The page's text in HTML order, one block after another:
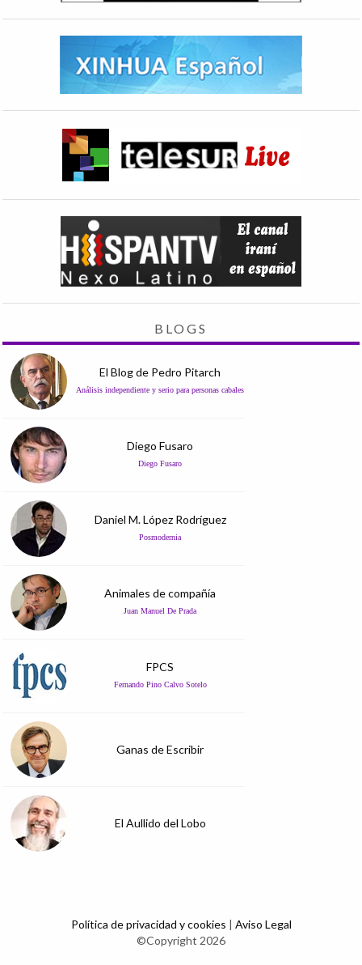
BLOGS
El Blog de Pedro Pitarch
Análisis independiente y serio para personas cabales
Diego Fusaro
Diego Fusaro
Daniel M. López Rodríguez
Posmodernia
Animales de compañía
Juan Manuel De Prada
FPCS
Fernando Pino Calvo Sotelo
Ganas de Escribir
El Aullido del Lobo
Política de privacidad y cookies | Aviso Legal
©Copyright 2026